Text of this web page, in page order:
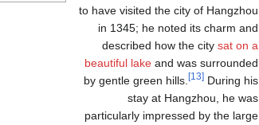
to have visited the city of Hangzhou
in 1345; he noted its charm and
described how the citysat on a
beautiful lake and was surrounded
by gentle green hills.
[13] During his
stay at Hangzhou, he was
particularly impressed by the large